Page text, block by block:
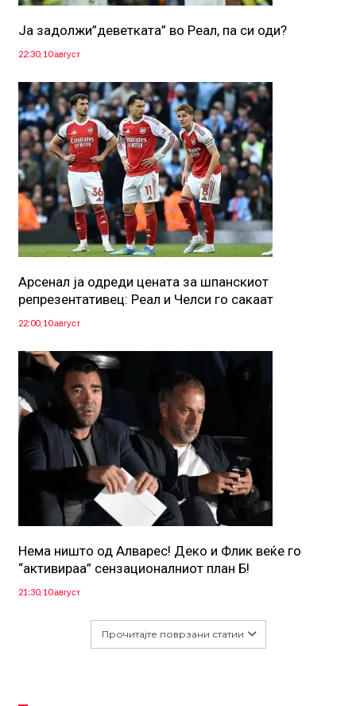
Ја задолжи”деветката” во Реал, па си оди?
22:30, 10 август
Арсенал ја одреди цената за шпанскиот
репрезентативец: Реал и Челси го сакаат
22:00, 10 август
Нема ништо од Алварес! Деко и Флик веќе го
“активираа” сензационалниот план Б!
21:30, 10 август
Прочитајте поврзани статии